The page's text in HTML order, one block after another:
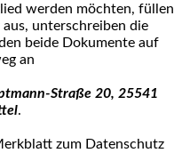
werden möchten, füllen
unterschreiben die
beide Dokumente auf
an
Straße 20, 25541
.
zum Datenschutz